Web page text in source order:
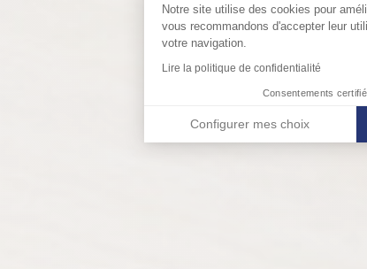
Plateforme de
Notre site utilise des cookies pour
vous recommandons d'accepter leur
votre navigation.
Lire la politique de confidentialité
Consentements
Configurer mes choix
Axeptio